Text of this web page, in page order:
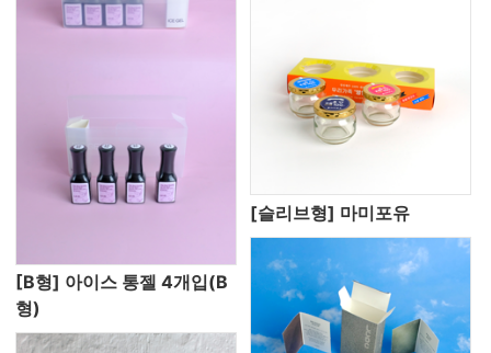
[B형] 아이스 통젤 4개입(B
형)
[슬리브형] 마미포유